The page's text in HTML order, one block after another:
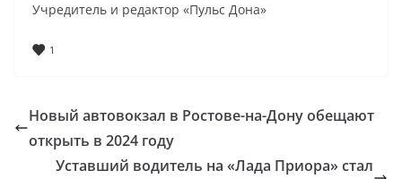
Учредитель и редактор «Пульс Дона»
1
Новый автовокзал в Ростове-на-Дону обещают
открыть в 2024 году
Уставший водитель на «Лада Приора» стал